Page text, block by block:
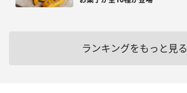
ランキングをもっと見る